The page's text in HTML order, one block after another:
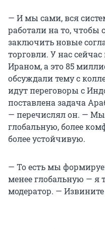
— И мы сами, вся
работали на то, чтобы
заключить новые
торговли. У нас
Ираном, а это 85
обсуждали тему с
идут переговоры с
поставлена задача
— перечислял он. —
глобальную, более
более устойчивую.
— То есть мы
менее глобальную — я
модератор. — Извините